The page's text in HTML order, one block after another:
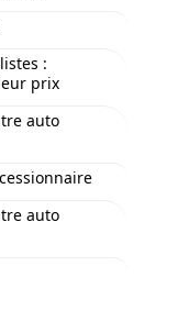
:
prix
auto
auto